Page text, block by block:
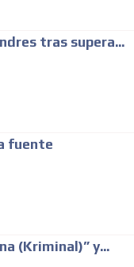
tras supera...
fuente
(Kriminal)” y...